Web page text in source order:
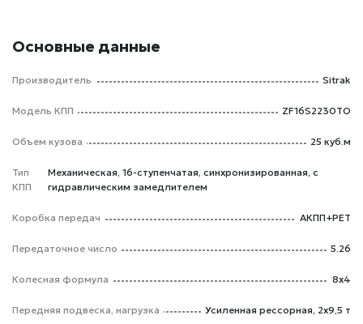
Основные данные
Производитель Sitrak
Модель КПП ZF16S2230TO
Объем кузова 25 куб.м
Тип
КПП
Механическая, 16-ступенчатая, синхронизированная, с
гидравлическим замедлителем
Коробка передач АКПП+РЕТ
Передаточное число 5.26
Колесная формула 8x4
Передняя подвеска, нагрузка Усиленная рессорная, 2x9,5 т